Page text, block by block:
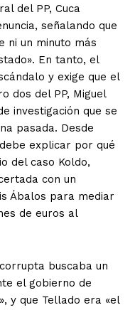
del PP, Cuca
señalando que
ni un minuto más
En tanto, el
y exige que el
dos del PP, Miguel
investigación que se
pasada. Desde
explicar por qué
del caso Koldo,
con un
Ábalos para mediar
de euros al
buscaba un
el gobierno de
y que Tellado era «el